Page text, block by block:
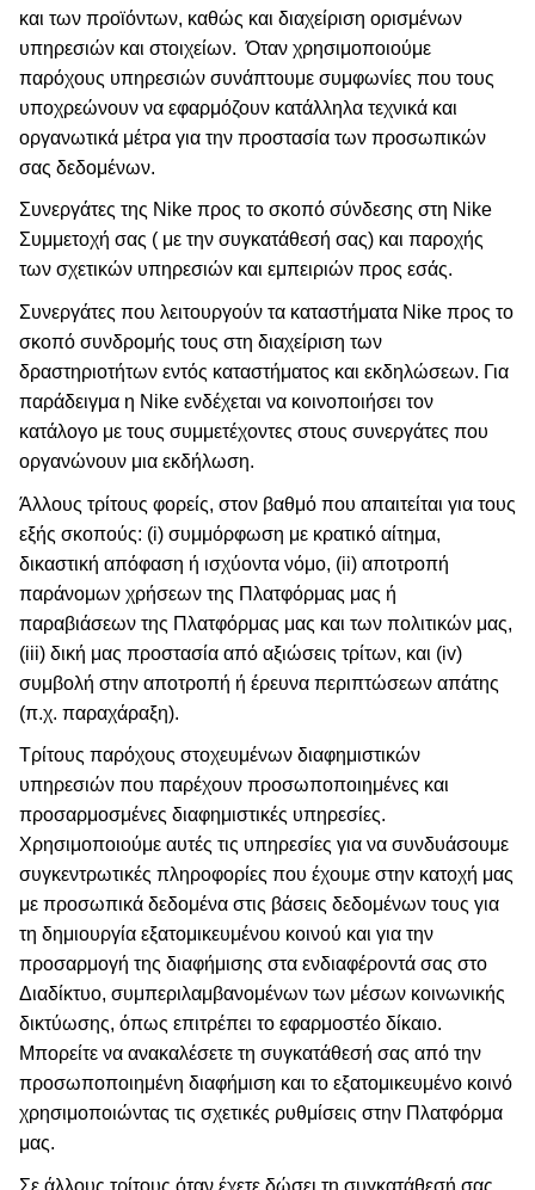
και των προϊόντων, καθώς και διαχείριση ορισμένων
υπηρεσιών και στοιχείων. Όταν χρησιμοποιούμε
παρόχους υπηρεσιών συνάπτουμε συμφωνίες που τους
υποχρεώνουν να εφαρμόζουν κατάλληλα τεχνικά και
οργανωτικά μέτρα για την προστασία των προσωπικών
σας δεδομένων.
Συνεργάτες της Nike προς το σκοπό σύνδεσης στη Nike
Συμμετοχή σας ( με την συγκατάθεσή σας) και παροχής
των σχετικών υπηρεσιών και εμπειριών προς εσάς.
Συνεργάτες που λειτουργούν τα καταστήματα Nike προς το
σκοπό συνδρομής τους στη διαχείριση των
δραστηριοτήτων εντός καταστήματος και εκδηλώσεων. Για
παράδειγμα η Nike ενδέχεται να κοινοποιήσει τον
κατάλογο με τους συμμετέχοντες στους συνεργάτες που
οργανώνουν μια εκδήλωση.
Άλλους τρίτους φορείς, στον βαθμό που απαιτείται για τους
εξής σκοπούς: (i) συμμόρφωση με κρατικό αίτημα,
δικαστική απόφαση ή ισχύοντα νόμο, (ii) αποτροπή
παράνομων χρήσεων της Πλατφόρμας μας ή
παραβιάσεων της Πλατφόρμας μας και των πολιτικών μας,
(iii) δική μας προστασία από αξιώσεις τρίτων, και (iv)
συμβολή στην αποτροπή ή έρευνα περιπτώσεων απάτης
(π.χ. παραχάραξη).
Τρίτους παρόχους στοχευμένων διαφημιστικών
υπηρεσιών που παρέχουν προσωποποιημένες και
προσαρμοσμένες διαφημιστικές υπηρεσίες.
Χρησιμοποιούμε αυτές τις υπηρεσίες για να συνδυάσουμε
συγκεντρωτικές πληροφορίες που έχουμε στην κατοχή μας
με προσωπικά δεδομένα στις βάσεις δεδομένων τους για
τη δημιουργία εξατομικευμένου κοινού και για την
προσαρμογή της διαφήμισης στα ενδιαφέροντά σας στο
Διαδίκτυο, συμπεριλαμβανομένων των μέσων κοινωνικής
δικτύωσης, όπως επιτρέπει το εφαρμοστέο δίκαιο.
Μπορείτε να ανακαλέσετε τη συγκατάθεσή σας από την
προσωποποιημένη διαφήμιση και το εξατομικευμένο κοινό
χρησιμοποιώντας τις σχετικές ρυθμίσεις στην Πλατφόρμα
μας.
Σε άλλους τρίτους όταν έχετε δώσει τη συγκατάθεσή σας